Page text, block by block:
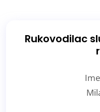
Rukovodilac